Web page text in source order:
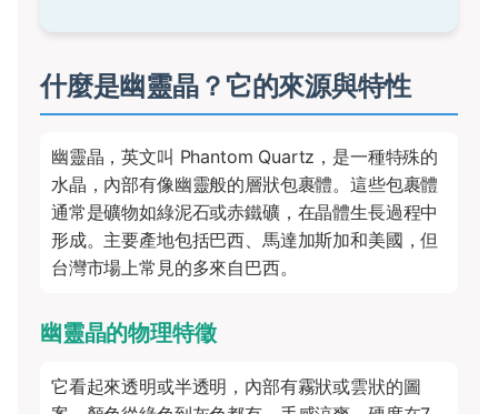
什麼是幽靈晶？它的來源與特性
幽靈晶，英文叫 Phantom Quartz，是一種特殊的
水晶，內部有像幽靈般的層狀包裹體。這些包裹體
通常是礦物如綠泥石或赤鐵礦，在晶體生長過程中
形成。主要產地包括巴西、馬達加斯加和美國，但
台灣市場上常見的多來自巴西。
幽靈晶的物理特徵
它看起來透明或半透明，內部有霧狀或雲狀的圖